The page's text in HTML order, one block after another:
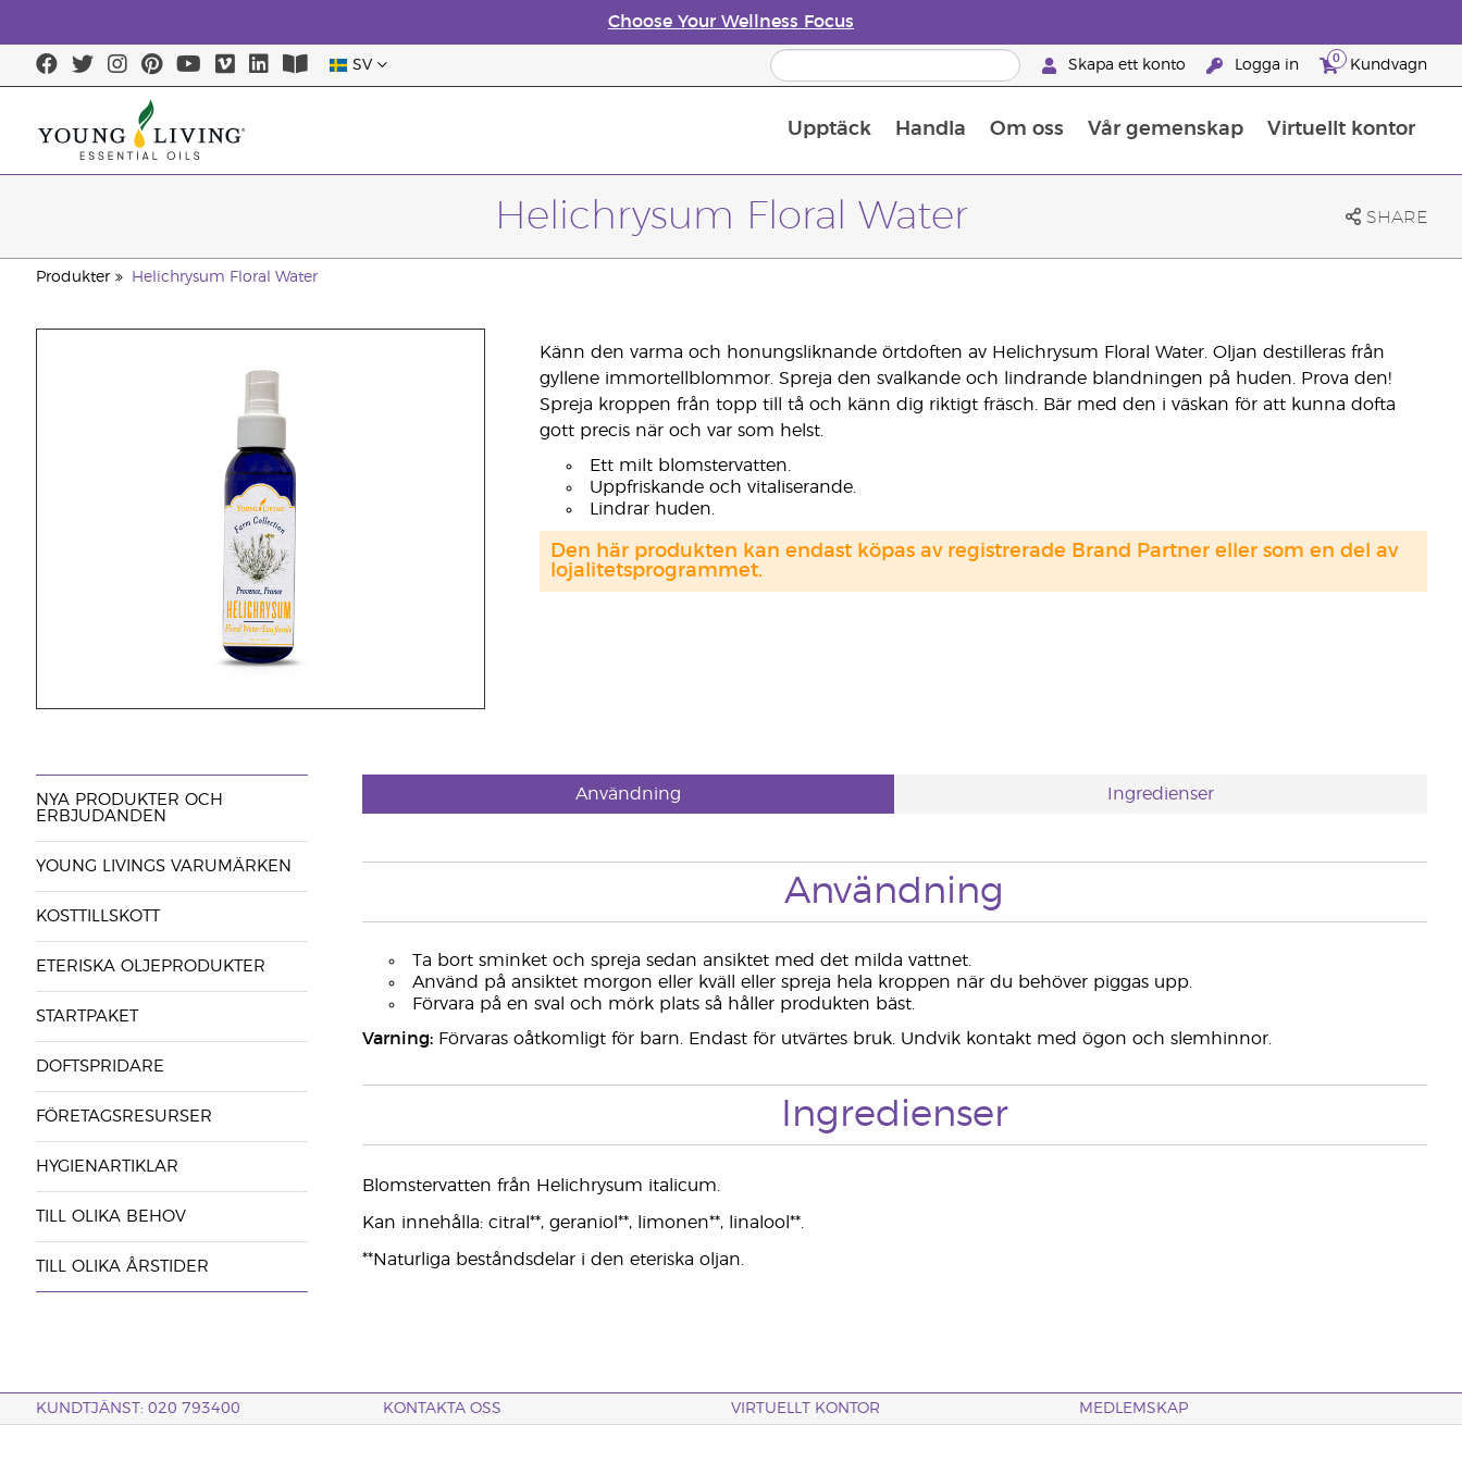
Choose Your Wellness Focus
SV Skapa ett konto Logga in 0 Kundvagn
Upptäck Handla Om oss Vår gemenskap Virtuellt kontor
Helichrysum Floral Water SHARE
Produkter Helichrysum Floral Water
Känn den varma och honungsliknande örtdoften av Helichrysum Floral Water. Oljan destilleras från
gyllene immortellblommor. Spreja den svalkande och lindrande blandningen på huden. Prova den!
Spreja kroppen från topp till tå och känn dig riktigt fräsch. Bär med den i väskan för att kunna dofta
gott precis när och var som helst.
Ett milt blomstervatten.
Uppfriskande och vitaliserande.
Lindrar huden.
Den här produkten kan endast köpas av registrerade Brand Partner eller som en del av
lojalitetsprogrammet.
NYA PRODUKTER OCH
ERBJUDANDEN
YOUNG LIVINGS VARUMÄRKEN
KOSTTILLSKOTT
ETERISKA OLJEPRODUKTER
STARTPAKET
DOFTSPRIDARE
FÖRETAGSRESURSER
HYGIENARTIKLAR
TILL OLIKA BEHOV
TILL OLIKA ÅRSTIDER
Användning Ingredienser
Användning
Ta bort sminket och spreja sedan ansiktet med det milda vattnet.
Använd på ansiktet morgon eller kväll eller spreja hela kroppen när du behöver piggas upp.
Förvara på en sval och mörk plats så håller produkten bäst.
Varning:Förvaras oåtkomligt för barn. Endast för utvärtes bruk. Undvik kontakt med ögon och slemhinnor.
Ingredienser
Blomstervatten från Helichrysum italicum.
Kan innehålla: citral**, geraniol**, limonen**, linalool**.
**Naturliga beståndsdelar i den eteriska oljan.
KUNDTJÄNST: 020 793400 KONTAKTA OSS VIRTUELLT KONTOR MEDLEMSKAP